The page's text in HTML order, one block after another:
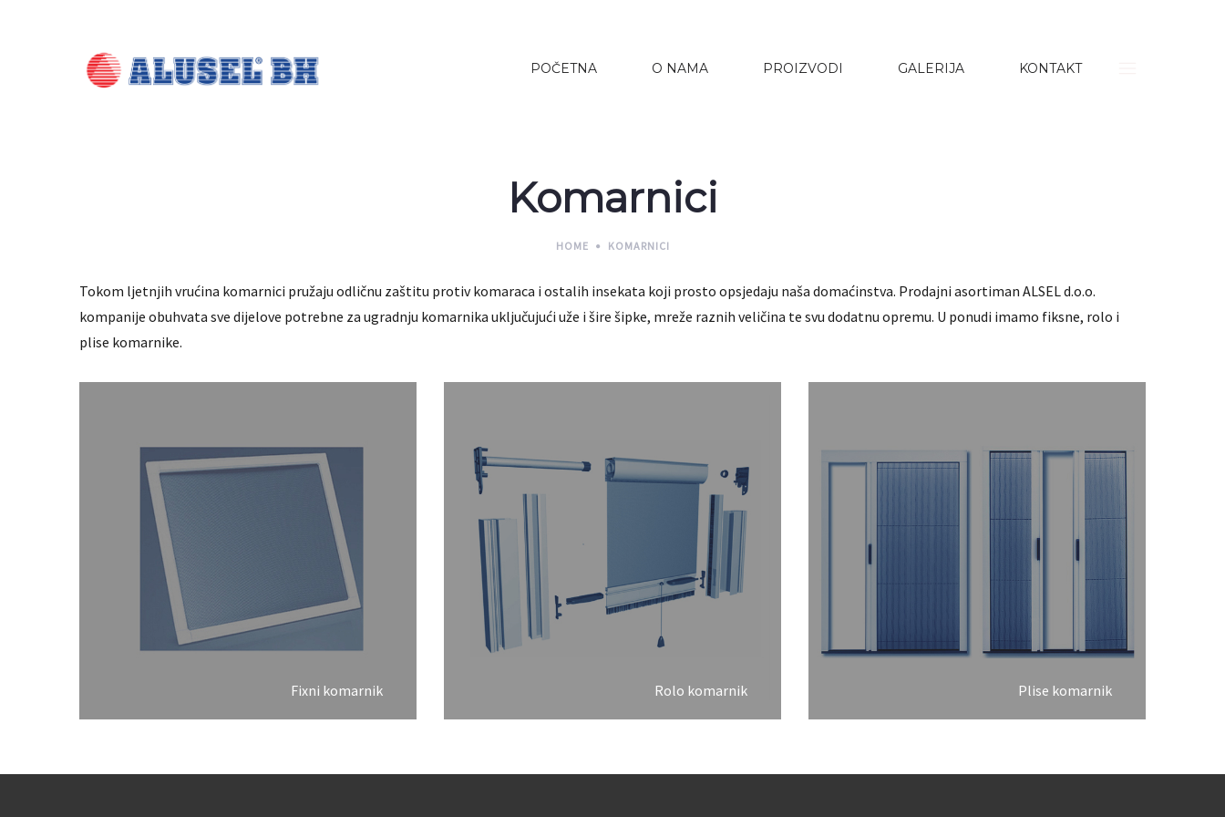
POČETNA O NAMA PROIZVODI GALERIJA KONTAKT
Komarnici
HOME KOMARNICI
Tokom ljetnjih vrućina komarnici pružaju odličnu zaštitu protiv komaraca i ostalih insekata koji prosto opsjedaju naša domaćinstva. Prodajni asortiman ALSEL d.o.o.
kompanije obuhvata sve dijelove potrebne za ugradnju komarnika uključujući uže i šire šipke, mreže raznih veličina te svu dodatnu opremu. U ponudi imamo fiksne, rolo i
plise komarnike.
Fixni komarnik Rolo komarnik Plise komarnik